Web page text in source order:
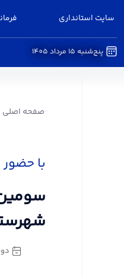
سایت استانداری
پنج‌شنبه 15 مرداد 1405
صفحه اصلی
با حضور
سومین